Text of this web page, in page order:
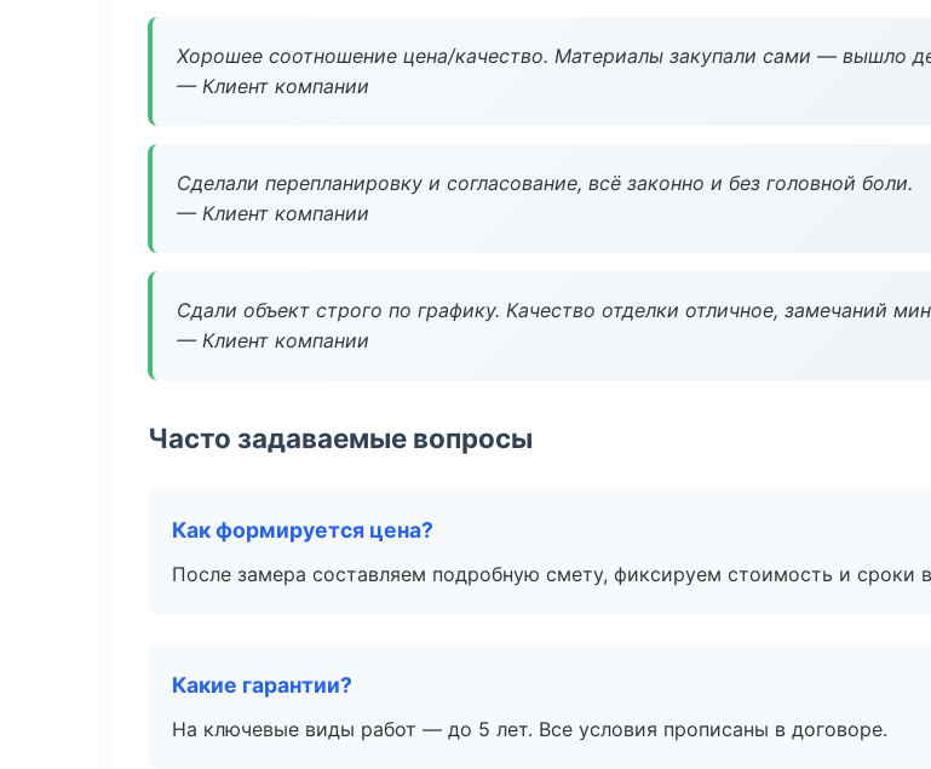
Хорошее соотношение цена/качество. Материалы закупали сами — вышло
— Клиент компании
Сделали перепланировку и согласование, всё законно и без головной боли.
— Клиент компании
Сдали объект строго по графику. Качество отделки отличное, замечаний
— Клиент компании
Часто задаваемые вопросы
Как формируется цена?
После замера составляем подробную смету, фиксируем стоимость и сроки
Какие гарантии?
На ключевые виды работ — до 5 лет. Все условия прописаны в договоре.